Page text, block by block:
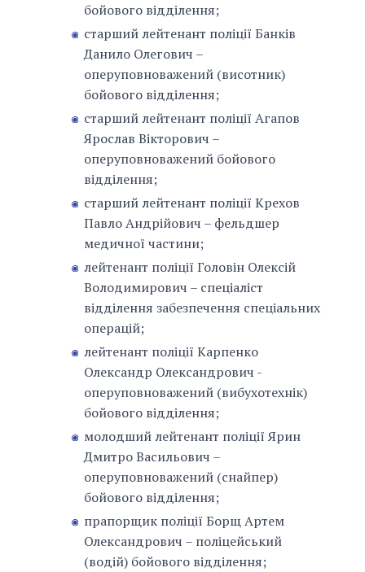
бойового відділення;
старший лейтенант поліції Банків
Данило Олегович –
оперуповноважений (висотник)
бойового відділення;
старший лейтенант поліції Агапов
Ярослав Вікторович –
оперуповноважений бойового
відділення;
старший лейтенант поліції Крехов
Павло Андрійович – фельдшер
медичної частини;
лейтенант поліції Головін Олексій
Володимирович – спеціаліст
відділення забезпечення спеціальних
операцій;
лейтенант поліції Карпенко
Олександр Олександрович -
оперуповноважений (вибухотехнік)
бойового відділення;
молодший лейтенант поліції Ярин
Дмитро Васильович –
оперуповноважений (снайпер)
бойового відділення;
прапорщик поліції Борщ Артем
Олександрович – поліцейський
(водій) бойового відділення;